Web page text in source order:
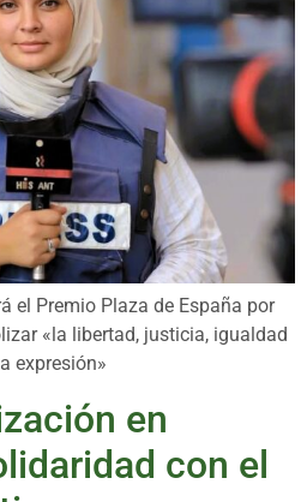
el Premio Plaza de España por
«la libertad, justicia, igualdad
expresión»
en
con el